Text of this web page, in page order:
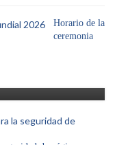
Horario de la
ceremonia
“Oráculo”,
la Lengua de